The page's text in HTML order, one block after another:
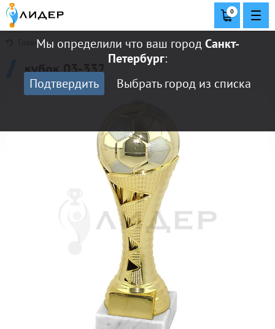
Мы определили что ваш городСанкт-
Петербург:
Подтвердить
Выбрать город из списка
0
Главная
кубок 03-332